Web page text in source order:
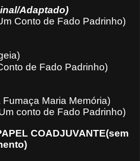
Adaptado)
Conto de Fado Padrinho)
de Fado Padrinho)
Maria Memória)
conto de Fado Padrinho)
COADJUVANTE(sem